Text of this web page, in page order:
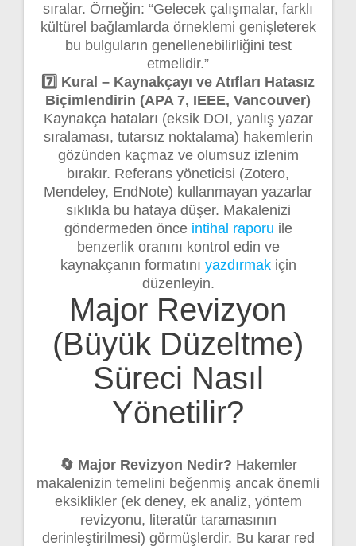
sıralar. Örneğin: “Gelecek çalışmalar, farklı
kültürel bağlamlarda örneklemi genişleterek
bu bulguların genellenebilirliğini test
etmelidir.”
7️⃣ Kural – Kaynakçayı ve Atıfları Hatasız
Biçimlendirin (APA 7, IEEE, Vancouver)
Kaynakça hataları (eksik DOI, yanlış yazar
sıralaması, tutarsız noktalama) hakemlerin
gözünden kaçmaz ve olumsuz izlenim
bırakır. Referans yöneticisi (Zotero,
Mendeley, EndNote) kullanmayan yazarlar
sıklıkla bu hataya düşer. Makalenizi
göndermeden önce intihal raporu ile
benzerlik oranını kontrol edin ve
kaynakçanın formatını yazdırmakiçin
düzenleyin.
Major Revizyon
(Büyük Düzeltme)
Süreci Nasıl
Yönetilir?
🔄 Major Revizyon Nedir? Hakemler
makalenizin temelini beğenmiş ancak önemli
eksiklikler (ek deney, ek analiz, yöntem
revizyonu, literatür taramasının
derinleştirilmesi) görmüşlerdir. Bu karar red